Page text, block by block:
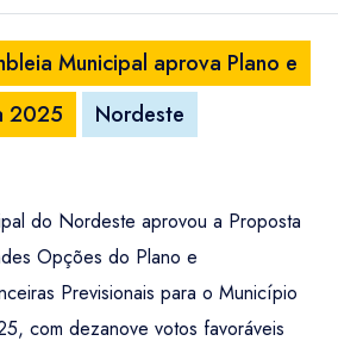
Municipal aprova Plano e
2025
Nordeste
do Nordeste aprovou a Proposta
Opções do Plano e
Previsionais para o Município
com dezanove votos favoráveis